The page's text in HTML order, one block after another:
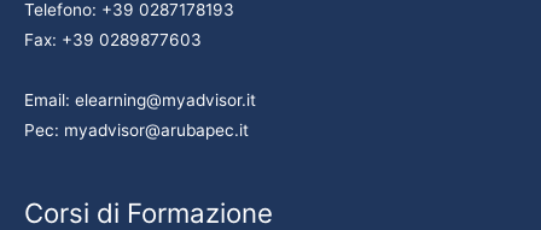
Telefono: +39 0287178193
Fax: +39 0289877603
Email: elearning@myadvisor.it
Pec: myadvisor@arubapec.it
Corsi di Formazione